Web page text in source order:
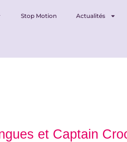
Stop Motion Actualités
et Captain